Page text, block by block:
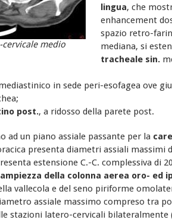
cervicale medio
lingua, che
enhancement
spazio retro-
mediana, si
tracheale sin.
in sede peri-esofagea ove
post., a ridosso della parete post.
ad un piano assiale passante per la
presenta diametri assiali massimi
estensione C.-C. complessiva di
della colonna aerea oro- ed
vallecola e del seno piriforme
assiale massimo compreso tra
stazioni latero-cervicali bilateralmente